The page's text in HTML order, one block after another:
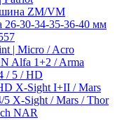
шина ZM/VM
26-30-34-35-36-40 мм
| Micro / Acro
Alfa 1+2 / Arma
/ 5 / HD
X-Sight I+II / Mars
5 X-Sight / Mars / Thor
NAR